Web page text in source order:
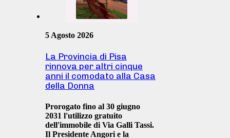
5 Agosto 2026
La Provincia di Pisa
rinnova per altri cinque
anni il comodato alla Casa
della Donna
Prorogato fino al 30 giugno
2031 l'utilizzo gratuito
dell'immobile di Via Galli Tassi.
Il Presidente Angori e la